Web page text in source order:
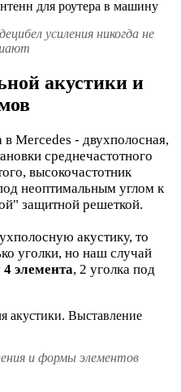
усиления никогда не
акустики и
в Mercedes - двухполосная,
среднечастотного
высокочастотник
неоптимальным углом к
защитной решеткой.
акустику, то
уголки, но наш случай
4 элемента, 2 уголка под
и формы элементов